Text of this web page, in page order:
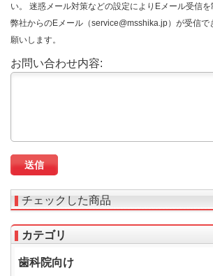
い。 迷惑メール対策などの設定によりEメール受信を
弊社からのEメール（service@msshika.jp）が受信で
願いします。
お問い合わせ内容:
チェックした商品
カテゴリ
歯科院向け